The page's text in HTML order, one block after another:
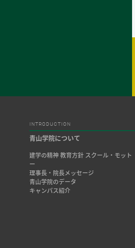
INTRODUCTION
青山学院について
建学の精神 教育方針 スクール・モット
ー
理事長・院長メッセージ
青山学院のデータ
キャンパス紹介